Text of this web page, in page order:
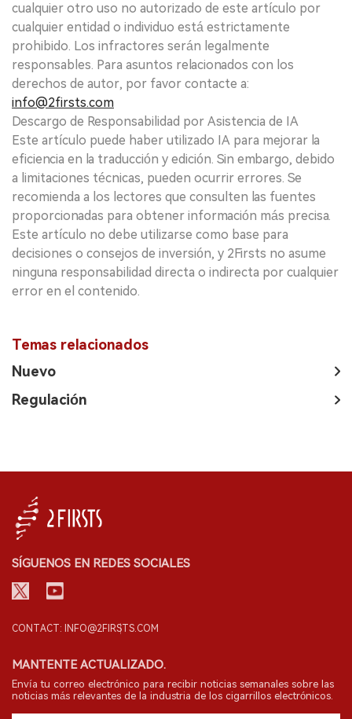
cualquier otro uso no autorizado de este artículo por
cualquier entidad o individuo está estrictamente
prohibido. Los infractores serán legalmente
responsables. Para asuntos relacionados con los
derechos de autor, por favor contacte a:
info@2firsts.com
Descargo de Responsabilidad por Asistencia de IA
Este artículo puede haber utilizado IA para mejorar la
eficiencia en la traducción y edición. Sin embargo, debido
a limitaciones técnicas, pueden ocurrir errores. Se
recomienda a los lectores que consulten las fuentes
proporcionadas para obtener información más precisa.
Este artículo no debe utilizarse como base para
decisiones o consejos de inversión, y 2Firsts no asume
ninguna responsabilidad directa o indirecta por cualquier
error en el contenido.
Temas relacionados
Nuevo
Regulación
SÍGUENOS EN REDES SOCIALES
CONTACT: INFO@2FIRSTS.COM
MANTENTE ACTUALIZADO.
Envía tu correo electrónico para recibir noticias semanales sobre las
noticias más relevantes de la industria de los cigarrillos electrónicos.